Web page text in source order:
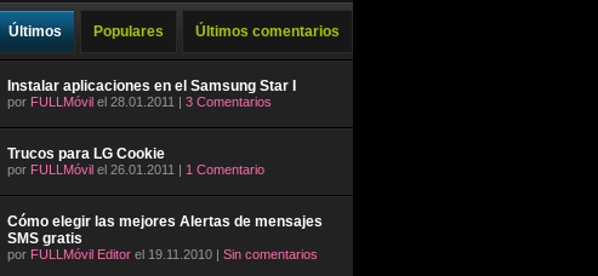
Últimos Populares Últimos comentarios
Instalar aplicaciones en el Samsung Star I
por FULLMóvil el 28.01.2011 | 3 Comentarios
Trucos para LG Cookie
por FULLMóvil el 26.01.2011 | 1 Comentario
Cómo elegir las mejores Alertas de mensajes
SMS gratis
por FULLMóvil Editor el 19.11.2010 | Sin comentarios